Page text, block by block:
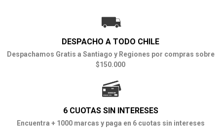
DESPACHO A TODO CHILE
Despachamos Gratis a Santiago y Regiones por compras sobre
$150.000
6 CUOTAS SIN INTERESES
Encuentra + 1000 marcas y paga en 6 cuotas sin intereses